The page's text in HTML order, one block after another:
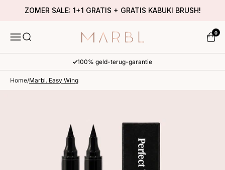
ZOMER SALE: 1+1 GRATIS + GRATIS KABUKI BRUSH!
MENUZOEKEN MARBL. Cosmetics 0
100% geld-terug-garantie
Home/Marbl. Easy Wing